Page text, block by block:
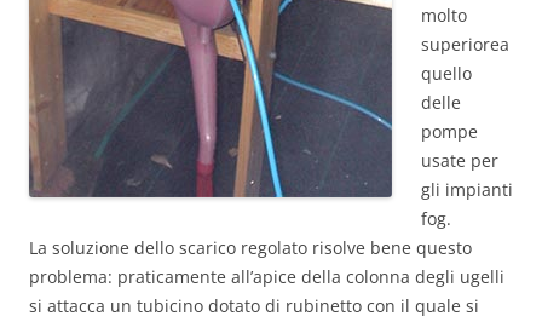
molto
superiorea
quello
delle
pompe
usate per
gli impianti
fog.
La soluzione dello scarico regolato risolve bene questo
problema: praticamente all’apice della colonna degli ugelli
si attacca un tubicino dotato di rubinetto con il quale si